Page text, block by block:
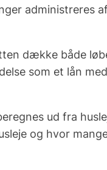
administreres
dække både
som et lån
ud fra
og hvor